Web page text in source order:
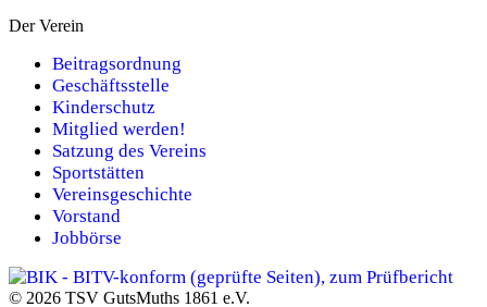
Der Verein
Beitragsordnung
Geschäftsstelle
Kinderschutz
Mitglied werden!
Satzung des Vereins
Sportstätten
Vereinsgeschichte
Vorstand
Jobbörse
© 2026 TSV GutsMuths 1861 e.V.